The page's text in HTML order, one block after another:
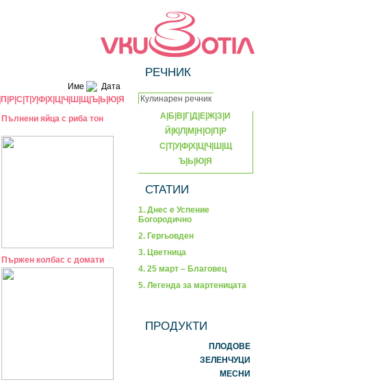
Име
Дата
П Р С Т|У|Ф Х Ц Ч Ш Щ Ъ Ь Ю Я
Пълнени яйца с риба тон
Пържен колбас с домати
РЕЧНИК
А Б В Г Д Е Ж З И
Й К| Л М Н О| П Р
С Т|У|Ф| Х| Ц| Ч Ш Щ
Ъ Ь Ю Я
СТАТИИ
1. Днес е Успение
Богородично
2. Гергьовден
3. Цветница
4. 25 март – Благовец
5. Легенда за мартеницата
ПРОДУКТИ
ПЛОДОВЕ
ЗЕЛЕНЧУЦИ
МЕСНИ